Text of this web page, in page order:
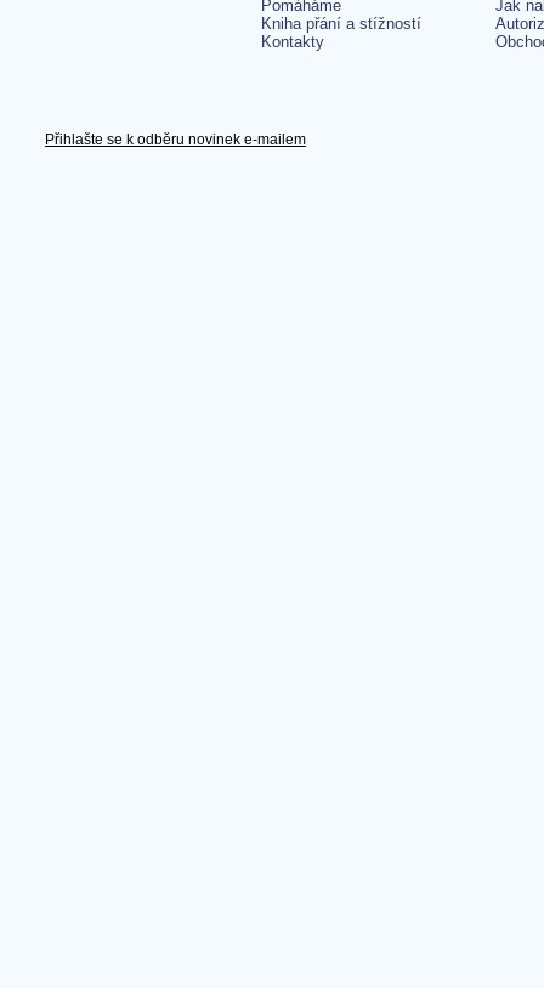
Pomáháme
Kniha přání a stížností
Kontakty
Jak
Přihlašte se k odběru novinek e-mailem